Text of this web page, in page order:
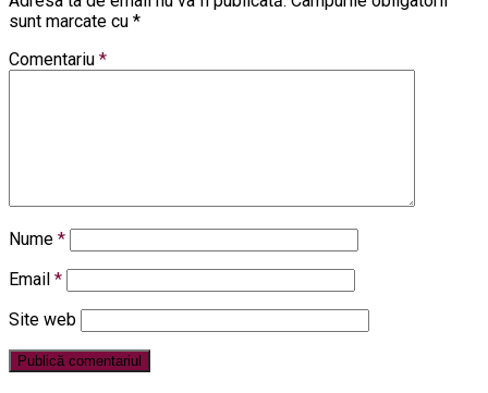
sunt marcate cu *
Comentariu *
Nume *
Email *
Site web